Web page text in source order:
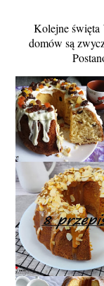
Kolejne święta
domów są